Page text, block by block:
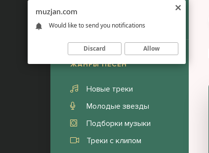
ЖАНРЫ ПЕСЕН
Новые треки
Молодые звезды
Подборки музыки
Треки с клипом
muzjan.com
Would like to send you notifications
Discard Allow